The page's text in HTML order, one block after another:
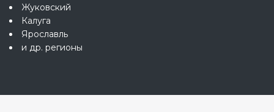
Жуковский
Калуга
Ярославль
и др. регионы